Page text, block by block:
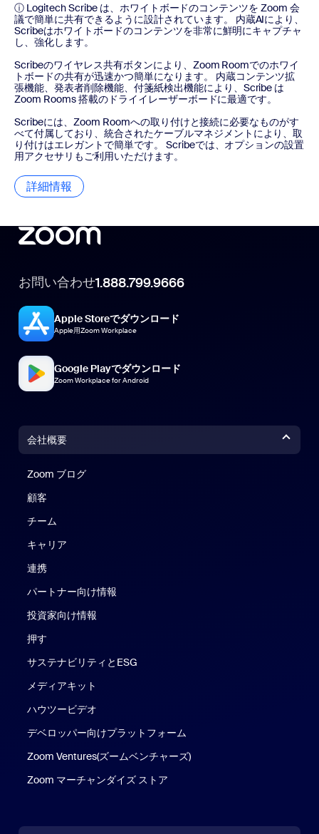
ⓘ Logitech Scribe は、ホワイトボードのコンテンツを Zoom 会
議で簡単に共有できるように設計されています。 内蔵AIにより、
Scribeはホワイトボードのコンテンツを非常に鮮明にキャプチャ
し、強化します。
Scribeのワイヤレス共有ボタンにより、Zoom Roomでのホワイ
トボードの共有が迅速かつ簡単になります。 内蔵コンテンツ拡
張機能、発表者削除機能、付箋紙検出機能により、Scribe は
Zoom Rooms 搭載のドライイレーザーボードに最適です。
Scribeには、Zoom Roomへの取り付けと接続に必要なものがす
べて付属しており、統合されたケーブルマネジメントにより、取
り付けはエレガントで簡単です。 Scribeでは、オプションの設置
用アクセサリもご利用いただけます。
詳細情報 詳細情報
お問い合わせ1.888.799.9666
Apple Storeでダウンロード
Apple用Zoom Workplace
Google Playでダウンロード
Zoom Workplace for Android
会社概要
Zoom ブログ
顧客
チーム
キャリア
連携
パートナー向け情報
投資家向け情報
押す
サステナビリティとESG
メディアキット
ハウツービデオ
デベロッパー向けプラットフォーム
Zoom Ventures(ズームベンチャーズ)
Zoom マーチャンダイズ ストア